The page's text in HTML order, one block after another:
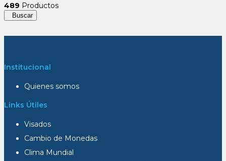
489 Productos
Buscar
Institucional
Quienes somos
Links Útiles
Visados
Cambio de Monedas
Clima Mundial